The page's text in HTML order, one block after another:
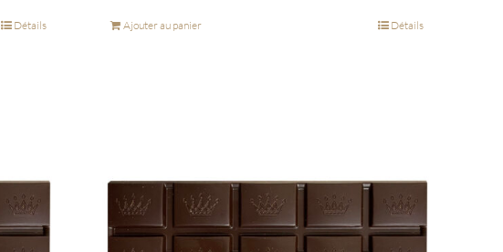
Détails Ajouter au panier Détails